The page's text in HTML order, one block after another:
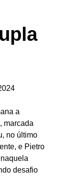
a
marcada
no último
e Pietro
desafio